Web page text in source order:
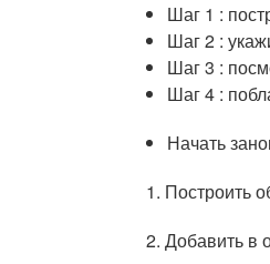
Шаг 1 :
Шаг 2 :
Шаг 3 :
Шаг 4 :
Начать
1. Построить
2. Добавить в